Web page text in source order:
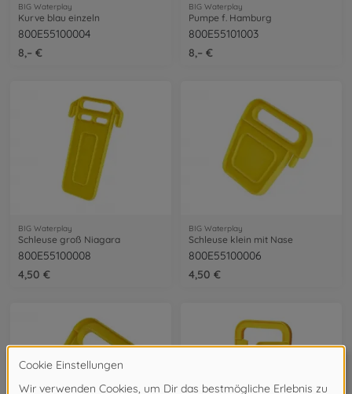
BIG Waterplay
Kurve blau einzeln
800E55100004
8,– €
BIG Waterplay
Pumpe f. Hamburg
800E55101003
8,– €
BIG Waterplay
Schleuse groß Niagara
800E55100008
4,50 €
BIG Waterplay
Schleuse klein mit Nase
800E55100006
4,50 €